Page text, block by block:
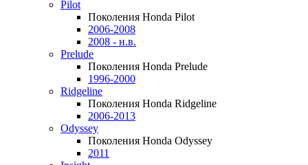
Pilot
Поколения Honda Pilot
2006-2008
2008 - н.в.
Prelude
Поколения Honda Prelude
1996-2000
Ridgeline
Поколения Honda Ridgeline
2006-2013
Odyssey
Поколения Honda Odyssey
2011